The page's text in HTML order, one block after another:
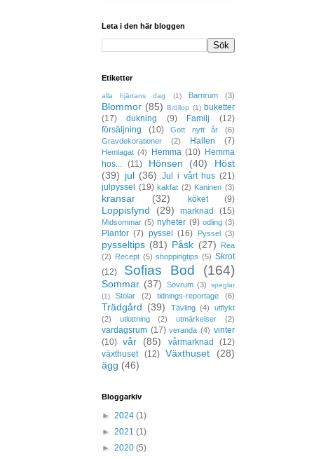
Leta i den här bloggen
Etiketter
alla hjärtans dag (1) Barnrum (3)
Blommor (85) Bröllop (1) buketter
(17)
dukning (9) Familj
(12)
försäljning
(10) Gott nytt år
(6)
Gravdekorationer
(2) Hallen (7)
Hemlagat (4) Hemma (10) Hemma
hos...
(11) Hönsen (40)
Höst
(39) jul (36) Jul i vårt hus (21)
julpyssel
(19) kakfat (2) Kaninen (3)
kransar (32) köket (9)
Loppisfynd (29) marknad (15)
Midsommar (5) nyheter (9) odling (3)
Plantor (7) pyssel (16) Pyssel (3)
pysseltips (81) Påsk (27)
Rea
(2) Recept (5) shoppingtips (5) Skrot
(12)
Sofias Bod (164)
Sommar (37) Sovrum (3)
speglar
(1)
Stolar (2) tidnings-reportage (6)
Trädgård (39) Tävling (4)
utflykt
(2)
utlottning (2) utmärkelser (2)
vardagsrum (17) veranda (4) vinter
(10) vår (85) vårmarknad
(12)
växthuset
(12) Växthuset
(28)
ägg (46)
Bloggarkiv
► 2024 (1)
► 2021 (1)
► 2020 (5)